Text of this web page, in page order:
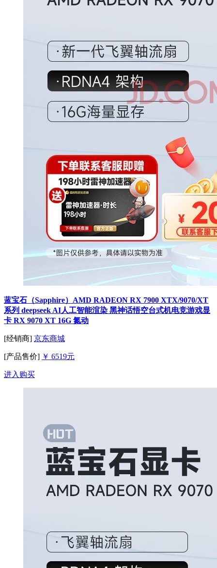
蓝宝石（Sapphire）AMD RADEON RX 7900 XTX/9070/XT
系列 deepseek AI人工智能渲染 黑神话悟空台式机电竞游戏显
卡 RX 9070 XT 16G 氮动
[经销商] 京东商城
[产品售价] ￥ 6519元
进入购买